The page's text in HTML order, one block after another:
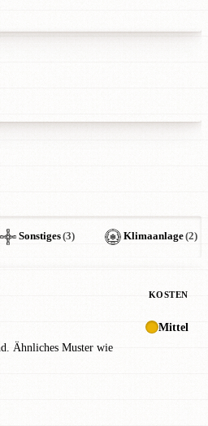
Sonstiges(3) Klimaanlage(2)
KOSTEN
Ähnliches Muster wie
Mittel